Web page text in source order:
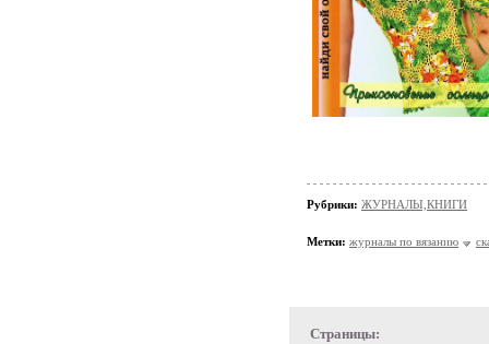
Рубрики: ЖУРНАЛЫ,КНИГИ
Метки: журналы по вязанию
Страницы: